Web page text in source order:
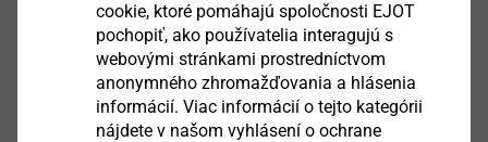
Zobrazit výrobek
cookie, ktoré pomáhajú spoločnosti EJOT
pochopiť, ako používatelia interagujú s
webovými stránkami prostredníctvom
anonymného zhromažďovania a hlásenia
informácií. Viac informácií o tejto kategórii
nájdete v našom vyhlásení o ochrane